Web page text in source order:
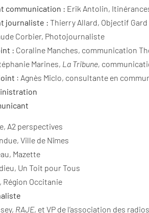
communication : Erik Antolin,
journaliste : Thierry Allard, Objectif Gard
Corbier, Photojournaliste
: Coraline Manches, communication
Marines, La Tribune,
: Agnès Miclo, consultante en
A2 perspectives
Ville de Nîmes
Mazette
Un Toit pour Tous
Région Occitanie
RAJE, et VP de l’association des